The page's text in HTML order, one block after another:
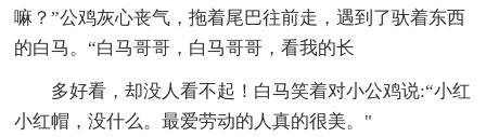
嘛？”公鸡灰心丧气，拖着尾巴往前走，遇到了驮着东西
的白马。“白马哥哥，白马哥哥，看我的长
多好看，却没人看不起！白马笑着对小公鸡说:“小红
小红帽，没什么。最爱劳动的人真的很美。"